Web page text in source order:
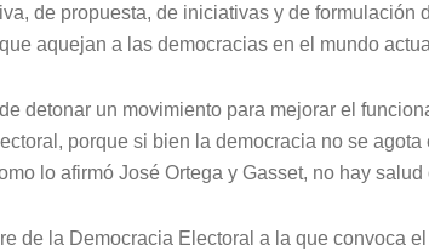
de propuesta, de iniciativas y de formulación
aquejan a las democracias en el mundo
detonar un movimiento para mejorar el
porque si bien la democracia no se
lo afirmó José Ortega y Gasset, no hay
de la Democracia Electoral a la que convoca